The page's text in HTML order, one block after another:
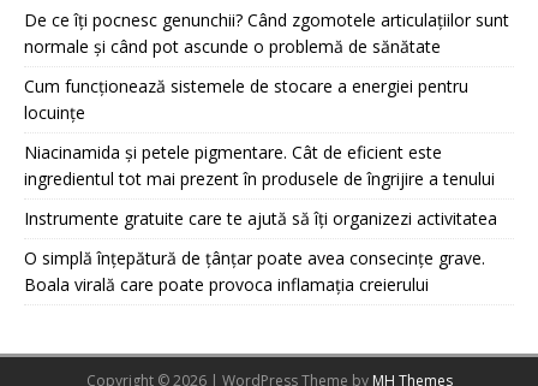
De ce îți pocnesc genunchii? Când zgomotele articulațiilor sunt
normale și când pot ascunde o problemă de sănătate
Cum funcționează sistemele de stocare a energiei pentru
locuințe
Niacinamida și petele pigmentare. Cât de eficient este
ingredientul tot mai prezent în produsele de îngrijire a tenului
Instrumente gratuite care te ajută să îți organizezi activitatea
O simplă înțepătură de țânțar poate avea consecințe grave.
Boala virală care poate provoca inflamația creierului
Copyright © 2026 | WordPress Theme by MH Themes